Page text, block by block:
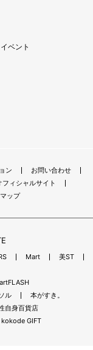
ベント
ン
お問い合わせ
フィシャルサイト
ップ
Mart
美ST
ル
本がすき。
自身百貨店
kokode GIFT